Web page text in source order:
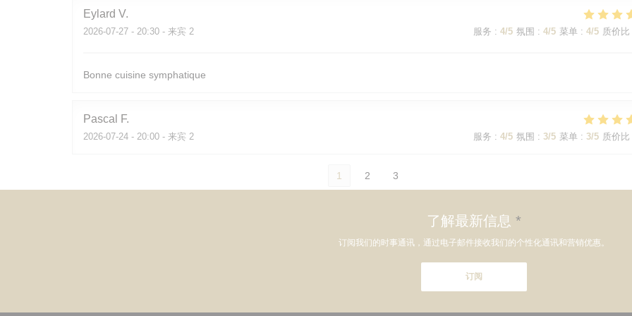
Eylard V
2026-07-27 - 20:30 - 来宾 2 服务 : 4/5 氛围 : 4/5 菜单 : 4/5 质价比
Bonne cuisine symphatique
Pascal F
2026-07-24 - 20:00 - 来宾 2 服务 : 4/5 氛围 : 3/5 菜单 : 3/5 质价比
1 2 3
了解最新信息 *
订阅我们的时事通讯，通过电子邮件接收我们的个性化通讯和营销优惠。
订阅